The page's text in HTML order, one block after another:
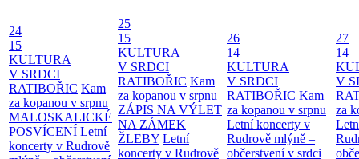
24
15
KULTURA
V SRDCI
RATIBOŘIC Kam
za kopanou v srpnu
MALOSKALICKÉ
POSVÍCENÍ Letní
koncerty v Rudrově
25
15
KULTURA
V SRDCI
RATIBOŘIC Kam
za kopanou v srpnu
ZÁPIS NA VÝLET
NA ZÁMEK
ŽLEBY Letní
koncerty v Rudrově
26
14
KULTURA
V SRDCI
RATIBOŘIC Kam
za kopanou v srpnu
Letní koncerty v
Rudrově mlýně –
občerstvení v srdci
27
14
V
za